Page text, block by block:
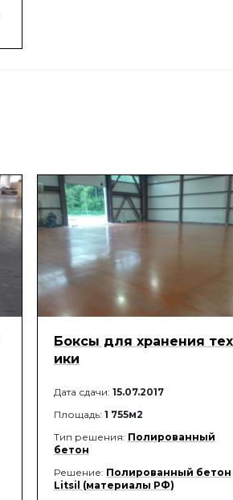
Боксы для хранения
ики
Дата сдачи: 15.07.2017
Площадь: 1 755м2
Тип решения: Полированный
бетон
Решение: Полированный бетон
Litsil (материалы РФ)